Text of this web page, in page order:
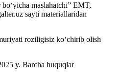
maslahatchi” EMT,
sayti materiallaridan
roziligisiz koʻchirib olish
y. Barcha huquqlar